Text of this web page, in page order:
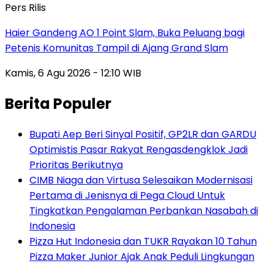
Pers Rilis
Haier Gandeng AO 1 Point Slam, Buka Peluang bagi
Petenis Komunitas Tampil di Ajang Grand Slam
Kamis, 6 Agu 2026 - 12:10 WIB
Berita Populer
Bupati Aep Beri Sinyal Positif, GP2LR dan GARDU
Optimistis Pasar Rakyat Rengasdengklok Jadi
Prioritas Berikutnya
CIMB Niaga dan Virtusa Selesaikan Modernisasi
Pertama di Jenisnya di Pega Cloud Untuk
Tingkatkan Pengalaman Perbankan Nasabah di
Indonesia
Pizza Hut Indonesia dan TUKR Rayakan 10 Tahun
Pizza Maker Junior Ajak Anak Peduli Lingkungan